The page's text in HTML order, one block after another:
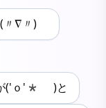
(〃∇〃)ゞ
ｏ'* )と